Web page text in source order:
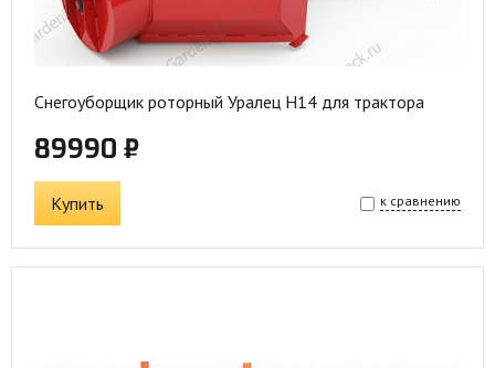
Снегоуборщик роторный Уралец Н14 для трактора
89990 ₽
Купить к сравнению